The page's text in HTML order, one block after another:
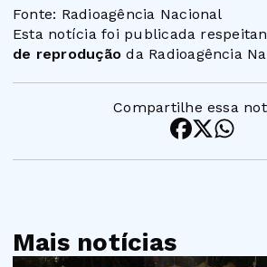
Fonte: Radioagência Nacional
Esta notícia foi publicada
de reprodução da Radioagência
Compartilhe essa
Mais notícias